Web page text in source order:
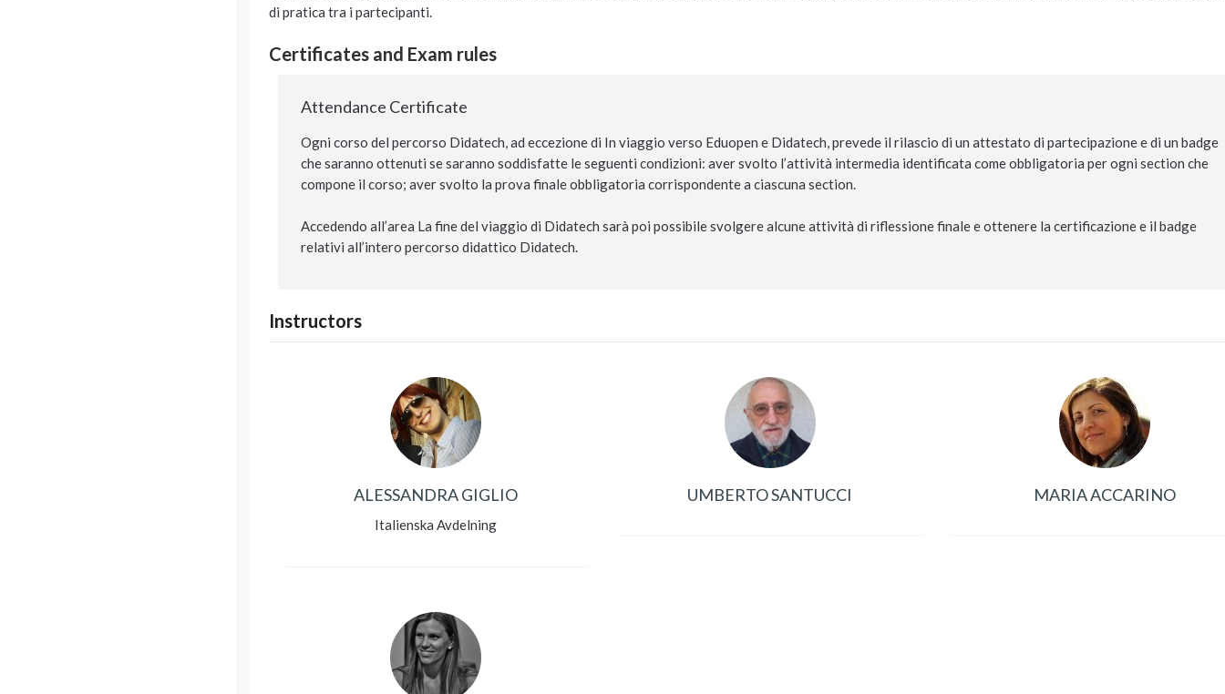
di pratica tra i partecipanti.
Certificates and Exam rules
Attendance Certificate
Ogni corso del percorso Didatech, ad eccezione di In viaggio verso Eduopen e Didatech, prevede il rilascio di un attestato di partecipazione e di un badge
che saranno ottenuti se saranno soddisfatte le seguenti condizioni: aver svolto l’attività intermedia identificata come obbligatoria per ogni section che
compone il corso; aver svolto la prova finale obbligatoria corrispondente a ciascuna section.
Accedendo all’area La fine del viaggio di Didatech sarà poi possibile svolgere alcune attività di riflessione finale e ottenere la certificazione e il badge
relativi all’intero percorso didattico Didatech.
Instructors
ALESSANDRA GIGLIO
Italienska Avdelning
UMBERTO SANTUCCI MARIA ACCARINO